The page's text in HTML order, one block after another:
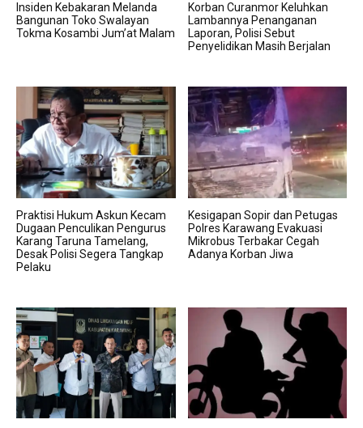
Insiden Kebakaran Melanda
Bangunan Toko Swalayan
Tokma Kosambi Jum’at Malam
Korban Curanmor Keluhkan
Lambannya Penanganan
Laporan, Polisi Sebut
Penyelidikan Masih Berjalan
Praktisi Hukum Askun Kecam
Dugaan Penculikan Pengurus
Karang Taruna Tamelang,
Desak Polisi Segera Tangkap
Pelaku
Kesigapan Sopir dan Petugas
Polres Karawang Evakuasi
Mikrobus Terbakar Cegah
Adanya Korban Jiwa